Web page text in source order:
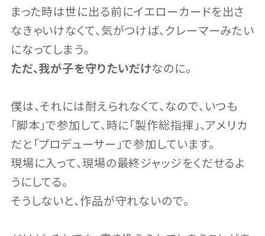
まった時は世に出る前にイエローカードを出さ
なきゃいけなくて、気がつけば、クレーマーみたい
になってしまう。
ただ、我が子を守りたいだけなのに。
僕は、それには耐えられなくて、なので、いつも
「脚本」で参加して、時に「製作総指揮」、アメリカ
だと「プロデューサー」で参加しています。
現場に入って、現場の最終ジャッジをくだせるよ
うにしてる。
そうしないと、作品が守れないので。